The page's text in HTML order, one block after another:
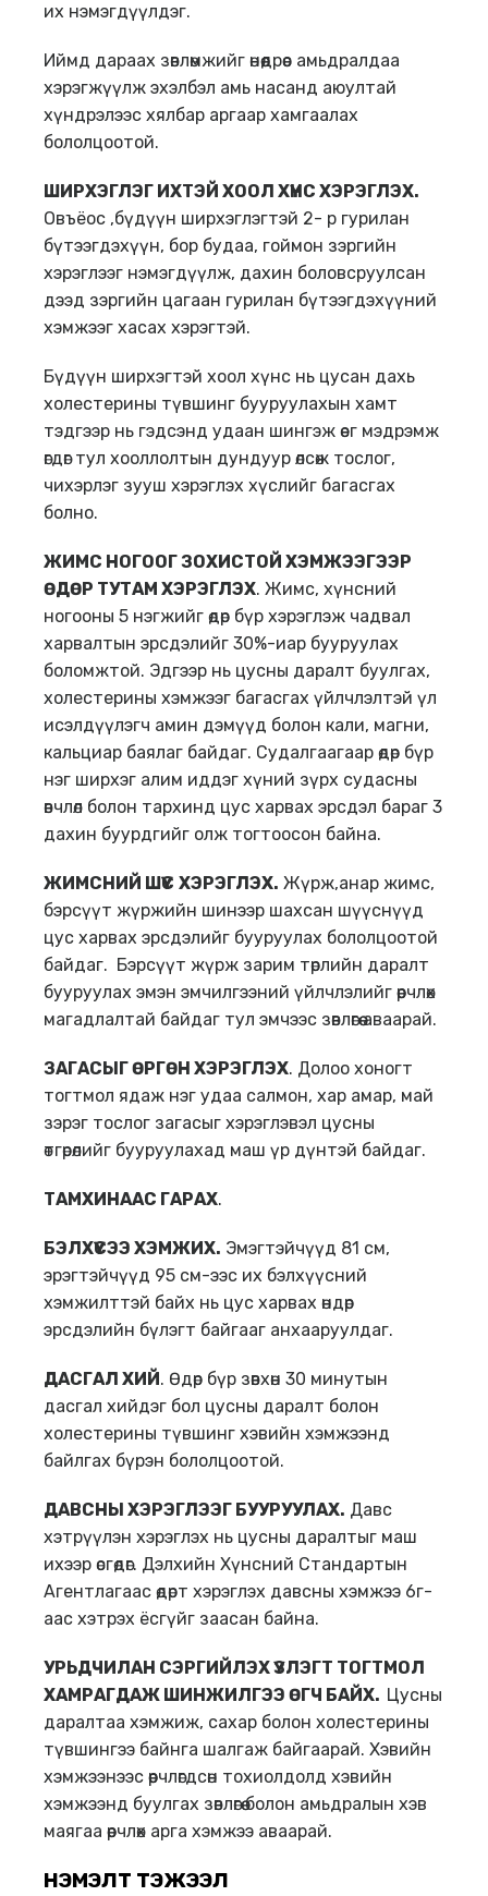
их нэмэгдүүлдэг.
Иймд дараах зөвлөмжийг өнөөдрөөс амьдралдаа
хэрэгжүүлж эхэлбэл амь насанд аюултай
хүндрэлээс хялбар аргаар хамгаалах
бололцоотой.
ШИРХЭГЛЭГ ИХТЭЙ ХООЛ ХҮНС ХЭРЭГЛЭХ.
Овъёос ,бүдүүн ширхэглэгтэй 2- р гурилан
бүтээгдэхүүн, бор будаа, гоймон зэргийн
хэрэглээг нэмэгдүүлж, дахин боловсруулсан
дээд зэргийн цагаан гурилан бүтээгдэхүүний
хэмжээг хасах хэрэгтэй.
Бүдүүн ширхэгтэй хоол хүнс нь цусан дахь
холестерины түвшинг бууруулахын хамт
тэдгээр нь гэдсэнд удаан шингэж өег мэдрэмж
өгдөг тул хооллолтын дундуур өлсөж тослог,
чихэрлэг зууш хэрэглэх хүслийг багасгах
болно.
ЖИМС НОГОО Г ЗОХИСТОЙ ХЭМЖЭЭГЭЭР
ӨДӨР ТУТАМ ХЭРЭГЛ ЭХ. Жимс, хүнсний
ногооны 5 нэгжийг өдөр бүр хэрэглэж чадвал
харвалтын эрсдэлийг 30%-иар бууруулах
боломжтой. Эдгээр нь цусны даралт буулгах,
холестерины хэмжээг багасгах үйлчлэлтэй үл
исэлдүүлэгч амин дэмүүд болон кали, магни,
кальциар баялаг байдаг. Судалгаагаар өдөр бүр
нэг ширхэг алим иддэг хүний зүрх судасны
өвчлөл болон тархинд цус харвах эрсдэл бараг 3
дахин буурдгийг олж тогтоосон байна.
ЖИМСНИЙ ШҮҮС ХЭРЭГЛЭХ. Жүрж,анар жимс,
бэрсүүт жүржийн шинээр шахсан шүүснүүд
цус харвах эрсдэлийг бууруулах бололцоотой
байдаг. Бэрсүүт жүрж зарим төрлийн даралт
бууруулах эмэн эмчилгээний үйлчлэлийг өөрчлөх
магадлалтай байдаг тул эмчээс зөвлөгөө аваарай.
ЗАГАС ЫГ ӨРГӨН ХЭРЭГЛЭХ. Долоо хоногт
тогтмол ядаж нэг удаа салмон, хар амар, май
зэрэг тослог загасыг хэрэглэвэл цусны
өтгөрөлийг бууруулахад маш үр дүнтэй байдаг.
ТАМХИНААС ГАРАХ.
БЭЛХҮҮСЭЭ ХЭМЖИХ. Эмэгтэйчүүд 81 см,
эрэгтэйчүүд 95 см-ээс их бэлхүүсний
хэмжилттэй байх нь цус харвах өндөр
эрсдэлийн бүлэгт байгааг анхааруулдаг.
ДАСГАЛ ХИЙ . Өдөр бүр зөвхөн 30 минутын
дасгал хийдэг бол цусны даралт болон
холестерины түвшинг хэвийн хэмжээнд
байлгах бүрэн бололцоотой.
ДАВСНЫ ХЭРЭГЛЭЭГ БУУРУУЛАХ. Давс
хэтрүүлэн хэрэглэх нь цусны даралтыг маш
ихээр өсгөдөг. Дэлхийн Хүнсний Стандартын
Агентлагаас өдөрт хэрэглэх давсны хэмжээ 6г-
аас хэтрэх ёсгүйг заасан байна.
УРЬДЧИЛАН СЭРГИЙЛЭХ ҮЗЛЭГТ ТОГТМОЛ
ХАМРАГДАЖ ШИНЖИЛГЭЭ ӨГЧ БАЙХ. Цусны
даралтаа хэмжиж, сахар болон холестерины
түвшингээ байнга шалгаж байгаарай. Хэвийн
хэмжээнээс өөрчлөгдсөн тохиолдолд хэвийн
хэмжээнд буулгах зөвлөгөө болон амьдралын хэв
маягаа өөрчлөх арга хэмжээ аваарай.
НЭМЭЛТ ТЭЖЭЭЛ